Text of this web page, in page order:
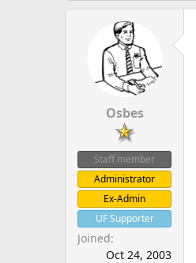
Osbes
Staff member
Administrator
Ex-Admin
UF Supporter
Joined
Oct 24, 2003